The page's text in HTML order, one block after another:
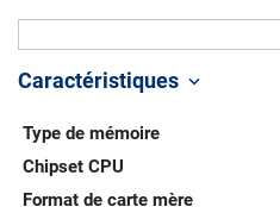
Caractéristiques keyboard_arrow_down
Type de mémoire
Chipset CPU
Format de carte mère